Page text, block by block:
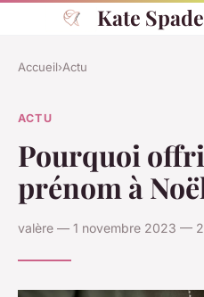
Kate
Accueil›Actu
ACTU
Pourquoi
prénom à
valère — 1 novembre 2023 —